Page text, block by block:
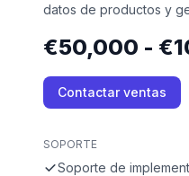
datos de productos y
€50,000 -
Contactar ventas
SOPORTE
Soporte de